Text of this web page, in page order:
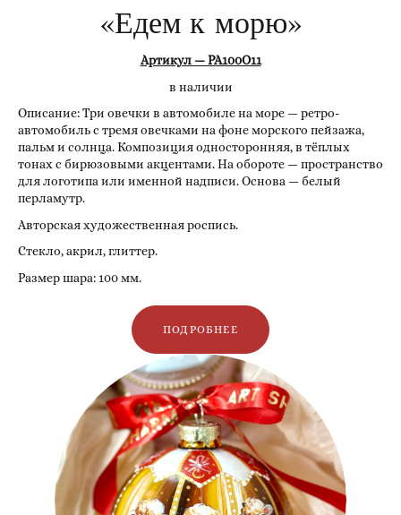
«Едем к морю»
Артикул — РА100О11
в наличии
Описание: Три овечки в автомобиле на море — ретро-
автомобиль с тремя овечками на фоне морского пейзажа,
пальм и солнца. Композиция односторонняя, в тёплых
тонах с бирюзовыми акцентами. На обороте — пространство
для логотипа или именной надписи. Основа — белый
перламутр.
Авторская художественная роспись.
Стекло, акрил, глиттер.
Размер шара: 100 мм.
ПОДРОБНЕЕ